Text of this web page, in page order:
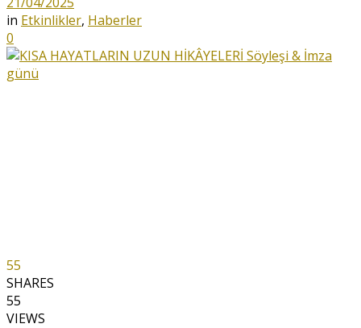
in Etkinlikler, Haberler
0
55
SHARES
55
VIEWS